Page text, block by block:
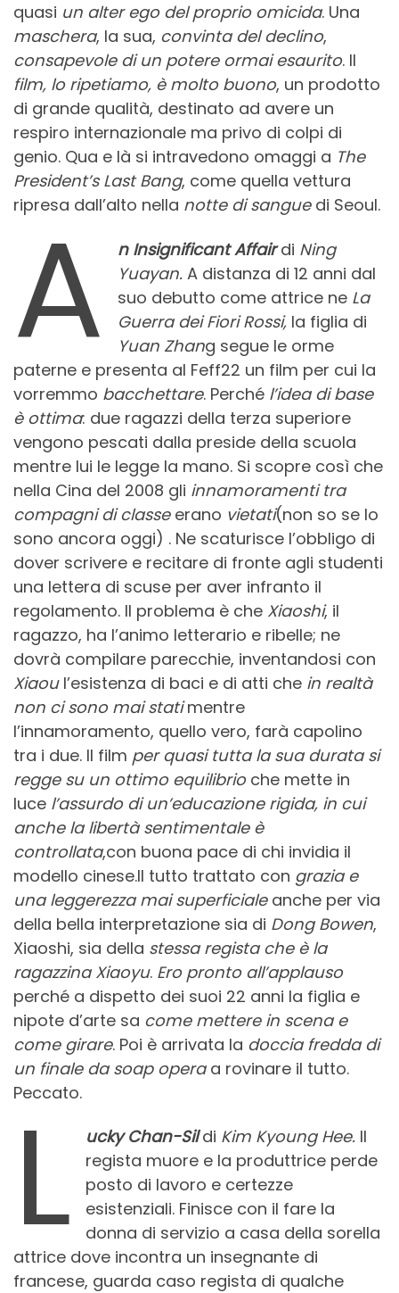
quasi un alter ego del proprio omicida. Una
maschera, la sua, convinta del declino,
consapevole di un potere ormai esaurito. Il
film, lo ripetiamo, è molto buono, un prodotto
di grande qualità, destinato ad avere un
respiro internazionale ma privo di colpi di
genio. Qua e là si intravedono omaggi a The
President’s Last Bang, come quella vettura
ripresa dall’alto nella notte di sanguedi Seoul.
A n Insignificant Affairdi Ning
Yuayan. A distanza di 12 anni dal
suo debutto come attrice ne La
Guerra dei Fiori Rossi, la figlia di
Yuan Zhang segue le orme
paterne e presenta al Feff22 un film per cui la
vorremmo bacchettare. Perché l’idea di base
è ottima: due ragazzi della terza superiore
vengono pescati dalla preside della scuola
mentre lui le legge la mano. Si scopre così che
nella Cina del 2008 gli innamoramenti tra
compagni di classe erano vietati(non so se lo
sono ancora oggi) . Ne scaturisce l’obbligo di
dover scrivere e recitare di fronte agli studenti
una lettera di scuse per aver infranto il
regolamento. Il problema è che Xiaoshi, il
ragazzo, ha l’animo letterario e ribelle; ne
dovrà compilare parecchie, inventandosi con
Xiaoul’esistenza di baci e di atti che in realtà
non ci sono mai statimentre
l’innamoramento, quello vero, farà capolino
tra i due. Il film per quasi tutta la sua durata si
regge su un ottimo equilibrioche mette in
luce l’assurdo di un’educazione rigida, in cui
anche la libertà sentimentale è
controllata,con buona pace di chi invidia il
modello cinese.Il tutto trattato con grazia e
una leggerezza mai superficialeanche per via
della bella interpretazione sia di Dong Bowen,
Xiaoshi, sia della stessa regista che è la
ragazzina Xiaoyu. Ero pronto all’applauso
perché a dispetto dei suoi 22 anni la figlia e
nipote d’arte sa come mettere in scena e
come girare. Poi è arrivata la doccia fredda di
un finale da soap operaa rovinare il tutto.
Peccato.
L ucky Chan-Sildi Kim Kyoung Hee. Il
regista muore e la produttrice perde
posto di lavoro e certezze
esistenziali. Finisce con il fare la
donna di servizio a casa della sorella
attrice dove incontra un insegnante di
francese, guarda caso regista di qualche